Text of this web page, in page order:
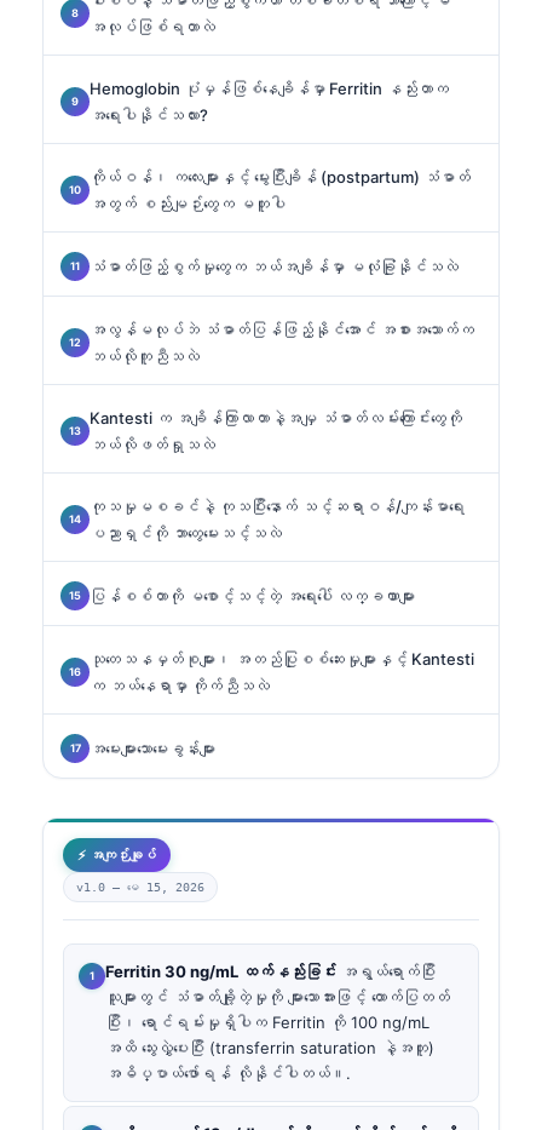
အလုပ်ဖြစ်ရတာလဲ
Hemoglobin ပုံမှန်ဖြစ်နေချိန်မှာ Ferritin နည်းတာက
အရေးပါနိုင်သလား?
ကိုယ်ဝန်၊ ကလေးများနှင့် မွေးပြီးချိန် (postpartum) သံဓာတ်
အတွက် စည်းမျဉ်းတွေက မတူပါ
သံဓာတ်ဖြည့်စွက်မှုတွေက ဘယ်အချိန်မှာ မလုံခြုံနိုင်သလဲ
အလွန်မလုပ်ဘဲ သံဓာတ်ပြန်ဖြည့်နိုင်အောင် အစားအသောက်က
ဘယ်လိုကူညီသလဲ
Kantesti က အချိန်ကြာလာတာနဲ့အမျှ သံဓာတ်လမ်းကြောင်းတွေကို
ဘယ်လိုဖတ်ရှုသလဲ
ကုသမှုမစခင်နဲ့ ကုသပြီးနောက် သင့်ဆရာဝန်/ကျန်းမာရေး
ပညာရှင်ကို ဘာတွေမေးသင့်သလဲ
ပြန်စစ်တာကို မစောင့်သင့်တဲ့ အရေးပေါ် လက္ခဏာများ
သုတေသနမှတ်စုများ၊ အတည်ပြုစစ်ဆေးမှုများနှင့် Kantesti
က ဘယ်နေရာမှာ ကိုက်ညီသလဲ
အမေးများသောမေးခွန်းများ
⚡ အကျဉ်းချုပ်
v1.0 — မေ 15, 2026
Ferritin 30 ng/mL ထက်နည်းခြင်း အရွယ်ရောက်ပြီး
သူများတွင် သံဓာတ်ချို့တဲ့မှုကို များသောအားဖြင့် ထောက်ပြတတ်
ပြီး၊ ရောင်ရမ်းမှုရှိပါက Ferritin ကို 100 ng/mL
အထိ သွေးလွှဲပေးပြီး (transferrin saturation နဲ့အတူ)
အဓိပ္ပာယ်ဖော်ရန် လိုနိုင်ပါတယ်။.